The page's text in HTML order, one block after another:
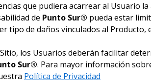
que pudiera acarrear al Usuario
de Punto Sur® pueda estar
tipo de daños vinculados al
los Usuarios deberán facilitar
Sur®. Para mayor información
Política de Privacidad